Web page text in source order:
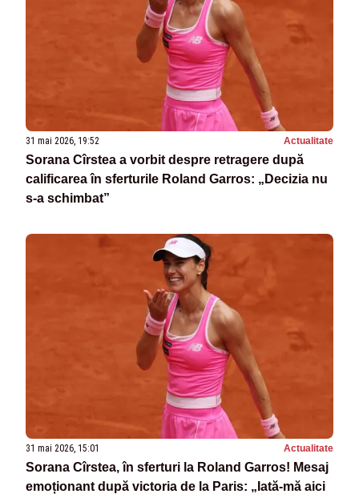
31 mai 2026, 19:52 Actualitate
Sorana Cîrstea a vorbit despre retragere după
calificarea în sferturile Roland Garros: „Decizia nu
s-a schimbat”
31 mai 2026, 15:01 Actualitate
Sorana Cîrstea, în sferturi la Roland Garros! Mesaj
emoționant după victoria de la Paris: „Iată-mă aici